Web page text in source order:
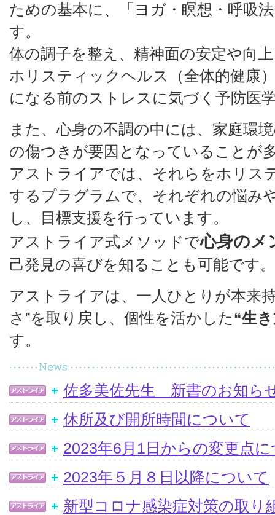
ための基本に、「ヨガ・瞑想・呼吸
す。
体の調子を整え、精神面の安定や向
ホリスティックヘルス（全体的健康
になる前のストレスに気づく予防医
また、心身の不調の中には、家庭環
の傷つきが要因となっていることが
アストライアでは、それらをホリス
するプラグラムで、それぞれの悩み
し、目標支援を行っています。
アストライア式メソッドで心身のメ
己発見の喜びを知ることも可能です。
アストライアは、一人ひとりが本来
さ”を取り戻し、個性を活かした“生
す。
佐多美佐先生 新書のお知ら
休所及び開所時間について
2023年6月1日からの変更点
2023年５月８日以降について
新型コロナ感染症対策の取り